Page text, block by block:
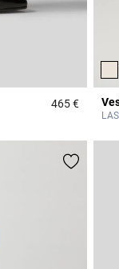
465 €4,8 out